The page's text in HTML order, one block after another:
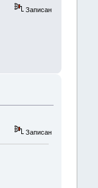
Записан
Записан